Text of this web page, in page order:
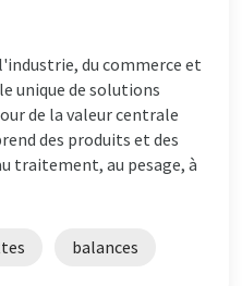
du commerce et
unique de solutions
de la valeur centrale
des produits et des
traitement, au pesage, à
balances